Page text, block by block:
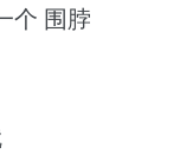
个 围脖